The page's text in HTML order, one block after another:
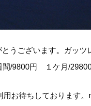
うございます。ガッツ
間/9800円 １ケ月/
用お待ちしております。